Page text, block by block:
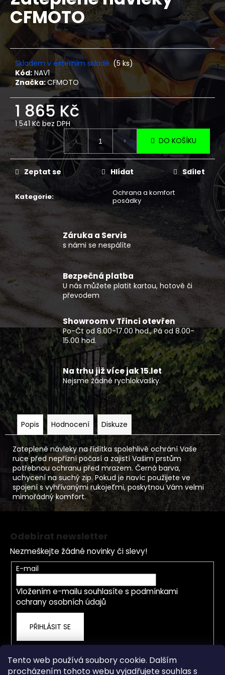
Tento web používá soubory cookie. Dalším
procházením tohoto webu vyjadřujete souhlas s
0,0
z
hvězdiček.
CFMOTO
Skladem v externím skladě (5 ks)
Kód: NAV1
Značka:CFMOTO
1 865 Kč
1 541 Kč bez DPH
Měrná
cena:
DO KOŠÍKU
Kategorie:
Ochrana a komfort
posádky
Zeptat se Hlídat Sdílet
Záruka a Servis
s námi se nespálíte
Bezpečná platba
U nás můžete platit kartou, hotově či
převodem
Showroom v Třinci otevřen
Po-Čt od 8.00-17.00 hod., Pá od 8.00-
15.00 hod.
Na trhu již více jak 15.let
Nejsme žádné rychlokvašky.
Popis Hodnocení Diskuze
Zateplené návleky na řídítka spolehlivě ochrání Vaše
ruce před nepřízní počasí a zajistí Vašim prstům
potřebnou ochranu před mrazem. Černá barva,
uchycení na suchý zip. Pokud je navíc použijete ve
spojení s vyhřívanými rukojeťmi, poskytnou Vám velmi
mimořádný komfort.
a
j
í
t
?
D
o
p
o
u
j
m
e
DĚTSKÁ
BUGGY
KAYO
S70
33
990
Kč
Odebírat newsletter
Nezmeškejte žádné novinky či slevy!
E-mail
Vložením e-mailu souhlasíte s podmínkami
ochrany osobních údajů
PŘIHLÁSIT SE